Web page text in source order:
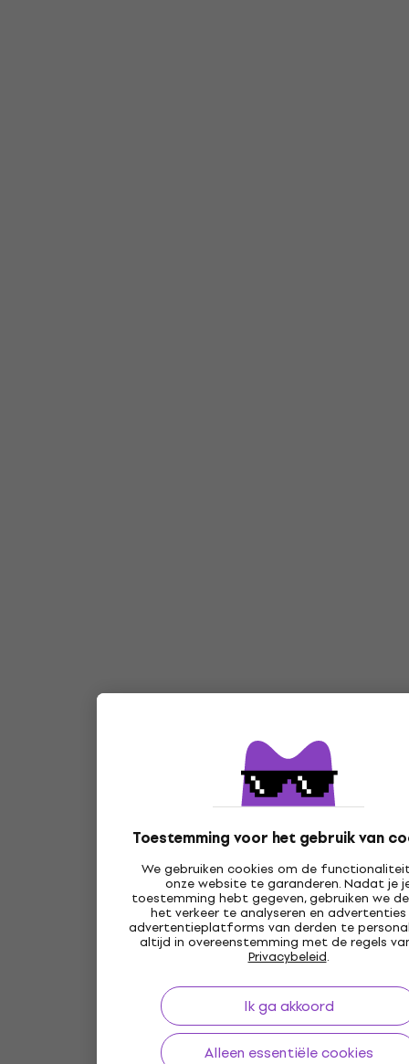
Toestemming voor het gebruik van
We gebruiken cookies om de
onze website te garanderen. Nadat je
toestemming hebt gegeven, gebruiken we
het verkeer te analyseren en
advertentieplatforms van derden te
altijd in overeenstemming met de regels
Privacybeleid.
Ik ga akkoord
Alleen essentiële cookies